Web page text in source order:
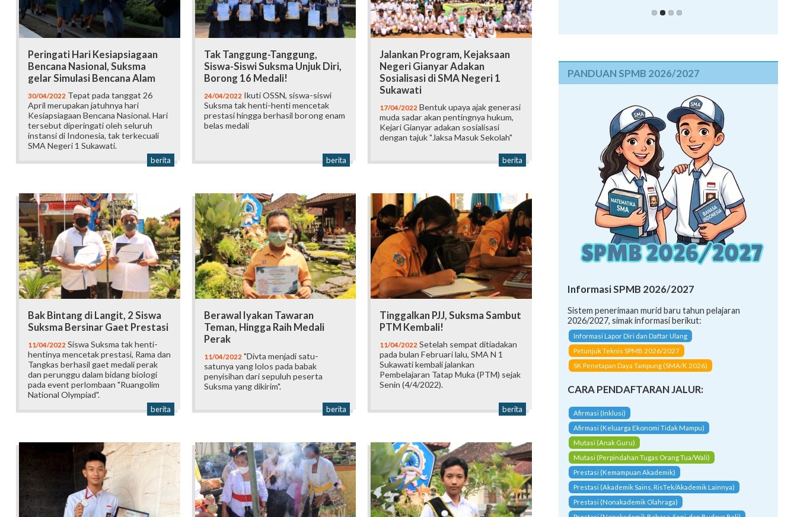
Peringati Hari Kesiapsiagaan
Bencana Nasional, Suksma
gelar Simulasi Bencana Alam
30/04/2022 Tepat pada tanggat 26
April merupakan jatuhnya hari
Kesiapsiagaan Bencana Nasional. Hari
tersebut diperingati oleh seluruh
instansi di Indonesia, tak terkecuali
SMA Negeri 1 Sukawati.
berita
Tak Tanggung-Tanggung,
Siswa-Siswi Suksma Unjuk Diri,
Borong 16 Medali!
24/04/2022 Ikuti OSSN, siswa-siswi
Suksma tak henti-henti mencetak
prestasi hingga berhasil borong enam
belas medali
berita
Jalankan Program, Kejaksaan
Negeri Gianyar Adakan
Sosialisasi di SMA Negeri 1
Sukawati
17/04/2022 Bentuk upaya ajak generasi
muda sadar akan pentingnya hukum,
Kejari Gianyar adakan sosialisasi
dengan tajuk "Jaksa Masuk Sekolah"
berita
Bak Bintang di Langit, 2 Siswa
Suksma Bersinar Gaet Prestasi
11/04/2022 Siswa Suksma tak henti-
hentinya mencetak prestasi, Rama dan
Tangkas berhasil gaet medali perak
dan perunggu dalam bidang biologi
pada event perlombaan "Ruangolim
National Olympiad".
berita
Berawal Iyakan Tawaran
Teman, Hingga Raih Medali
Perak
11/04/2022 "Divta menjadi satu-
satunya yang lolos pada babak
penyisihan dari sepuluh peserta
Suksma yang dikirim".
berita
Tinggalkan PJJ, Suksma Sambut
PTM Kembali!
11/04/2022 Setelah sempat ditiadakan
pada bulan Februari lalu, SMA N 1
Sukawati kembali jalankan
Pembelajaran Tatap Muka (PTM) sejak
Senin (4/4/2022).
berita
PANDUAN SPMB 2026/2027
Informasi SPMB 2026/2027
Sistem penerimaan murid baru tahun pelajaran
2026/2027, simak informasi berikut:
Informasi Lapor Diri dan Daftar Ulang
Petunjuk Teknis SPMB 2026/2027
SK Penetapan Daya Tampung (SMA/K 2026)
CARA PENDAFTARAN JALUR:
Afirmasi (Inklusi)
Afirmasi (Keluarga Ekonomi Tidak Mampu)
Mutasi (Anak Guru)
Mutasi (Perpindahan Tugas Orang Tua/Wali)
Prestasi (Kemampuan Akademik)
Prestasi (Akademik Sains, RisTek/Akademik Lainnya)
Prestasi (Nonakademik Olahraga)